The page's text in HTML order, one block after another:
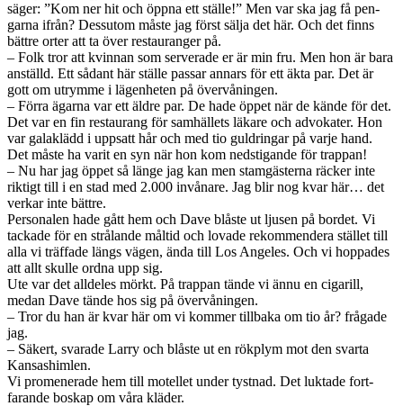
säger: ”Kom ner hit och öppna ett ställe!” Men var ska jag få pen­
garna ifrån? Dessu­tom måste jag först sälja det här. Och det finns
bät­tre orter att ta över restau­ranger på.
– Folk tror att kvin­nan som server­ade er är min fru. Men hon är bara
anställd. Ett sådant här ställe pas­sar annars för ett äkta par. Det är
gott om utrymme i lägen­heten på övervånin­gen.
– Förra ägarna var ett äldre par. De hade öppet när de kände för det.
Det var en fin restau­rang för samhäl­lets läkare och advokater. Hon
var galak­lädd i upp­satt hår och med tio guldringar på varje hand.
Det måste ha varit en syn när hon kom ned­sti­gande för trap­pan!
– Nu har jag öppet så länge jag kan men stamgästerna räcker inte
rik­tigt till i en stad med 2.000 invånare. Jag blir nog kvar här… det
verkar inte bät­tre.
Per­son­alen hade gått hem och Dave blåste ut ljusen på bor­det. Vi
tack­ade för en strå­lande måltid och lovade rek­om­mendera stäl­let till
alla vi träf­fade längs vägen, ända till Los Ange­les. Och vi hop­pades
att allt skulle ordna upp sig.
Ute var det allde­les mörkt. På trap­pan tände vi ännu en cig­a­r­ill,
medan Dave tände hos sig på övervånin­gen.
– Tror du han är kvar här om vi kom­mer till­baka om tio år? frå­gade
jag.
– Säk­ert, sva­rade Larry och blåste ut en rök­plym mot den svarta
Kansashimlen.
Vi promen­er­ade hem till motel­let under tyst­nad. Det luk­tade fort­
farande boskap om våra kläder.